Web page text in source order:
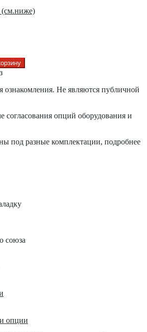
(см.ниже)
ознакомления. Не являются публичной
согласования опций оборудования и
под разные комплектации, подробнее
союза
опции